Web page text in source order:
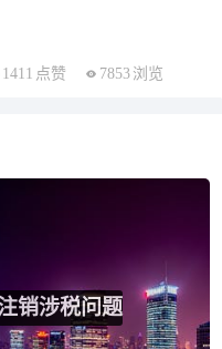
1411 点赞 7853 浏览
销涉税问题